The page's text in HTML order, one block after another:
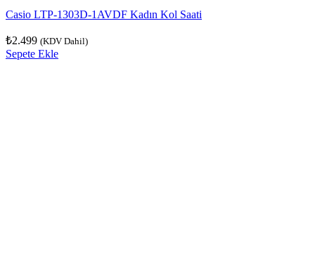
Casio LTP-1303D-1AVDF Kadın Kol Saati
₺2.499 (KDV Dahil)
Sepete Ekle